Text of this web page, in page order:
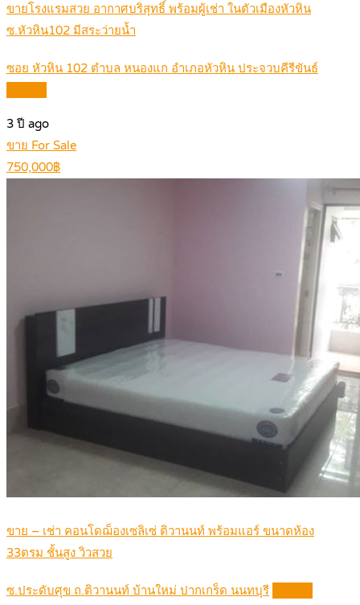
ขายโรงแรมสวย อากาศบริสุทธิ์ พร้อมผู้เช่า ในตัวเมืองหัวหิน
ซ.หัวหิน102 มีสระว่ายน้ำ
ซอย หัวหิน 102 ตำบล หนองแก อำเภอหัวหิน ประจวบคีรีขันธ์
3 ปี ago
ขาย For Sale
750,000฿
ขาย – เช่า คอนโดฌ็องเซลิเซ่ ติวานนท์ พร้อมแอร์ ขนาดห้อง
33ตรม ชั้นสูง วิวสวย
ซ.ประดับศุข ถ.ติวานนท์ บ้านใหม่ ปากเกร็ด นนทบุรี